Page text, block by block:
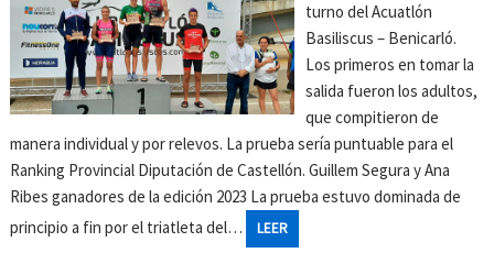
turno del Acuatlón
Basiliscus – Benicarló.
Los primeros en tomar la
salida fueron los adultos,
que compitieron de
manera individual y por relevos. La prueba sería puntuable para el
Ranking Provincial Diputación de Castellón. Guillem Segura y Ana
Ribes ganadores de la edición 2023 La prueba estuvo dominada de
principio a fin por el triatleta del…
LEER